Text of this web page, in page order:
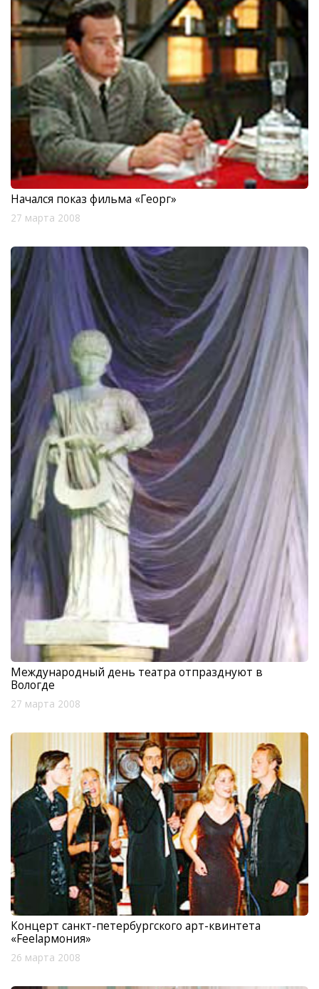
Начался показ фильма «Георг»
27 марта 2008
Международный день театра отпразднуют в
Вологде
27 марта 2008
Концерт санкт-петербургского арт-квинтета
«Feelармония»
26 марта 2008